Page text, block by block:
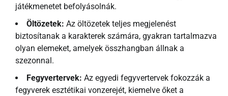
játékmenetet befolyásolnák.
Öltözetek: Az öltözetek teljes megjelenést
biztosítanak a karakterek számára, gyakran tartalmazva
olyan elemeket, amelyek összhangban állnak a
szezonnal.
Fegyvertervek: Az egyedi fegyvertervek fokozzák a
fegyverek esztétikai vonzerejét, kiemelve őket a